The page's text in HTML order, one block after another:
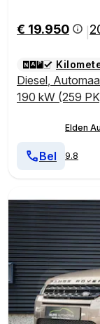
€ 19.950
Diesel,
190 kW (259
Elden
9.8
Bel